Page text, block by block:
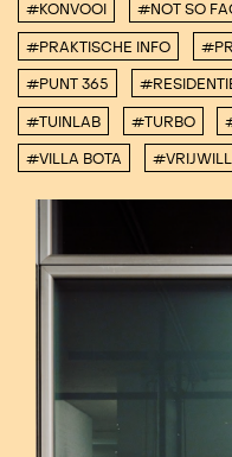
#KONVOOI #NOT SO
#PRAKTISCHE INFO
#PUNT 365
#TUINLAB #TURBO
#VILLA BOTA